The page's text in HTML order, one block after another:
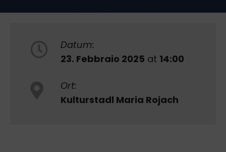
Datum:
23. Febbraio 2025 at 14:00
Ort:
Kulturstadl Maria Rojach